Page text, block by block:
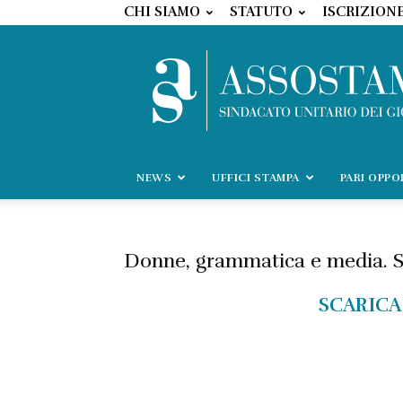
CHI SIAMO STATUTO
NEWS UFFICI STAMPA PARI
Donne, grammatica e media.